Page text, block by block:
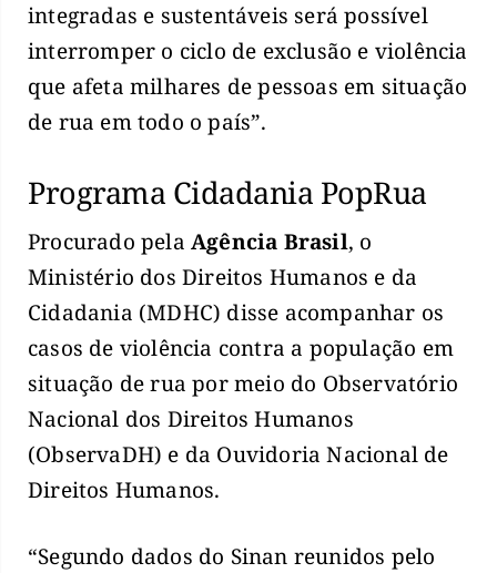
integradas e sustentáveis será possível
interromper o ciclo de exclusão e violência
que afeta milhares de pessoas em situação
de rua em todo o país”.
Programa Cidadania PopRua
Procurado pela Agência Brasil, o
Ministério dos Direitos Humanos e da
Cidadania (MDHC) disse acompanhar os
casos de violência contra a população em
situação de rua por meio do Observatório
Nacional dos Direitos Humanos
(ObservaDH) e da Ouvidoria Nacional de
Direitos Humanos.
“Segundo dados do Sinan reunidos pelo